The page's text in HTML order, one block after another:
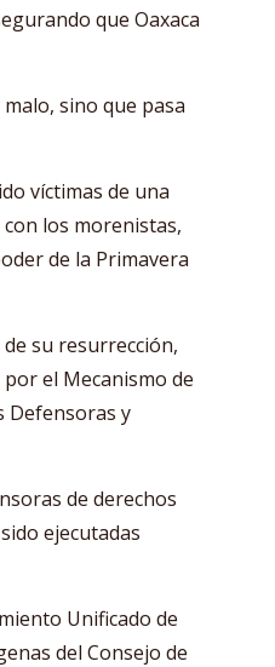
que Oaxaca
sino que pasa
víctimas de una
los morenistas,
de la Primavera
su resurrección,
el Mecanismo de
Defensoras y
de derechos
ejecutadas
Unificado de
del Consejo de